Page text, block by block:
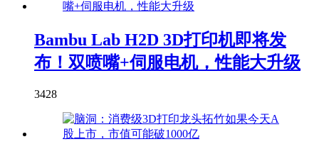
Bambu Lab H2D 3D打印机即将发
布！双喷嘴+伺服电机，性能大升级
3428